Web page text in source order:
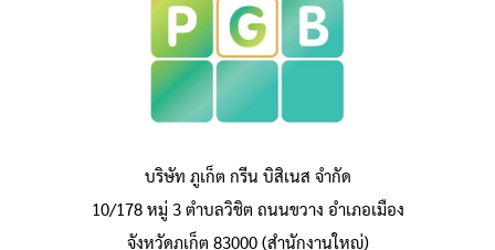
บริษัท ภูเก็ต กรีน บิสิเนส จำกัด
10/178 หมู่ 3 ตำบลวิชิต ถนนขวาง อำเภอเมือง
จังหวัดภูเก็ต 83000 (สำนักงานใหญ่)